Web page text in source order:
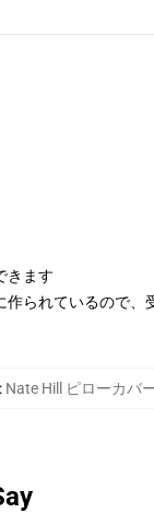
きます
られているので
: Nate Hill ピローカバ